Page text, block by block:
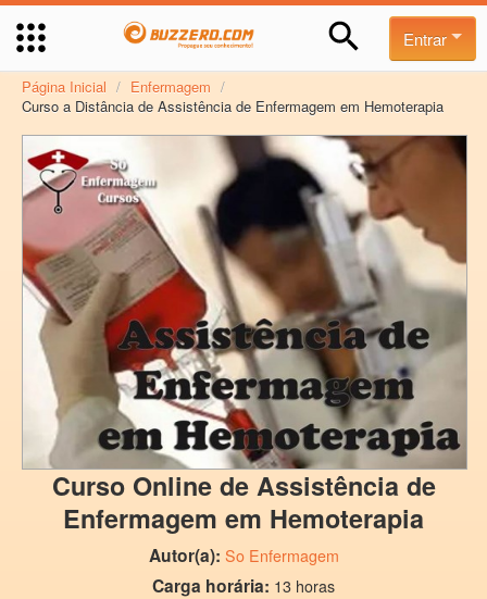
Entrar
Página Inicial / Enfermagem /
Curso a Distância de Assistência de Enfermagem em Hemoterapia
Curso Online de Assistência de
Enfermagem em Hemoterapia
Autor(a): So Enfermagem
Carga horária: 13 horas